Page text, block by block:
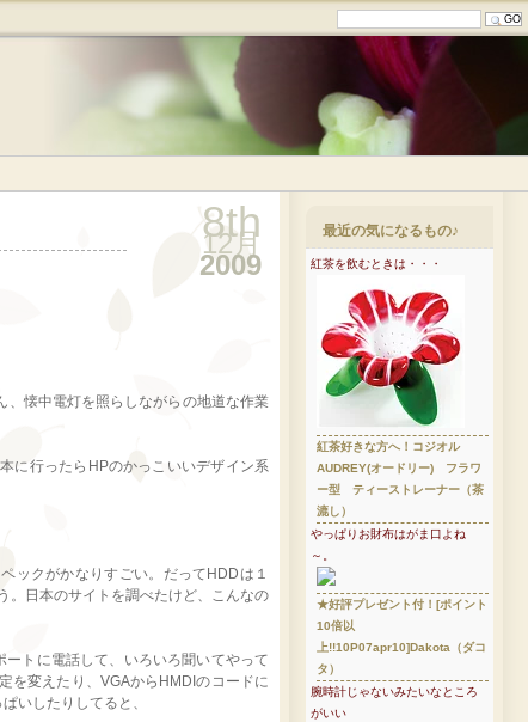
8th
12月
2009
、懐中電灯を照らしながらの地道な作業
に行ったらHPのかっこいいデザイン系
ックがかなりすごい。だってHDDは１
。日本のサイトを調べたけど、こんなの
トに電話して、いろいろ聞いてやって
を変えたり、VGAからHMDIのコードに
いしたりしてると、
最近の気になるもの♪
紅茶を飲むときは・・・
紅茶好きな方へ！コジオル
AUDREY(オードリー) フラワ
ー型 ティーストレーナー（茶
漉し）
やっぱりお財布はがま口よね
～。
★好評プレゼント付！[ポイント
10倍以
上!!10P07apr10]Dakota（ダコ
タ）
腕時計じゃないみたいなところ
がいい